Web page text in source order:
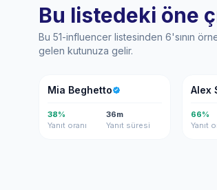
Bu listedeki öne
Bu 51-influencer listesinden 6'sının
gelen kutunuza gelir.
MB
Mia Beghetto
38%
Yanıt oranı
36m
Yanıt süresi
AS
Alex
66%
Yanıt